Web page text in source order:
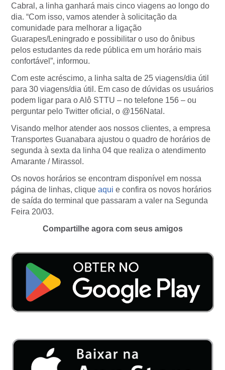
Cabral, a linha ganhará mais cinco viagens ao longo do
dia. “Com isso, vamos atender à solicitação da
comunidade para melhorar a ligação
Guarapes/Leningrado e possibilitar o uso do ônibus
pelos estudantes da rede pública em um horário mais
confortável”, informou.
Com este acréscimo, a linha salta de 25 viagens/dia útil
para 30 viagens/dia útil. Em caso de dúvidas os usuários
podem ligar para o Alô STTU – no telefone 156 – ou
perguntar pelo Twitter oficial, o @156Natal.
Visando melhor atender aos nossos clientes, a empresa
Transportes Guanabara ajustou o quadro de horários de
segunda à sexta da linha 04 que realiza o atendimento
Amarante / Mirassol.
Os novos horários se encontram disponível em nossa
página de linhas, clique aqui e confira os novos horários
de saída do terminal que passaram a valer na Segunda
Feira 20/03.
Compartilhe agora com seus amigos